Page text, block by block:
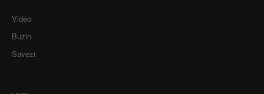
Video
Buzin
Savezi